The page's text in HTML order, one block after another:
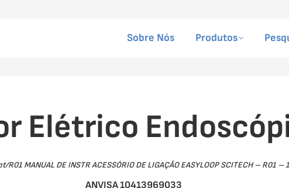
Sobre Nós Produtos
Elétrico
MANUAL DE INSTR ACESSÓRIO DE LIGAÇÃO EASYLOOP SCITECH – R01 –
ANVISA 10413969033